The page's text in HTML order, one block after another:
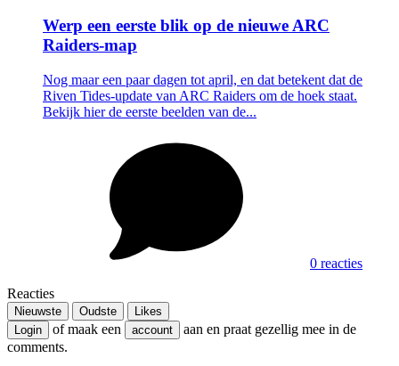
Werp een eerste blik op de nieuwe ARC
Raiders-map
Nog maar een paar dagen tot april, en dat betekent dat de
Riven Tides-update van ARC Raiders om de hoek staat.
Bekijk hier de eerste beelden van de...
0 reacties
Reacties
Nieuwste Oudste
Likes
Login
of maak een account
aan en praat gezellig mee in de
comments.